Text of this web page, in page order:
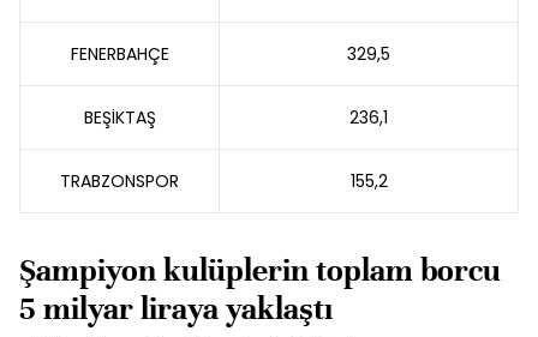
FENERBAHÇE 329,5
BEŞİKTAŞ 236,1
TRABZONSPOR 155,2
Şampiyon kulüplerin toplam borcu
5 milyar liraya yaklaştı